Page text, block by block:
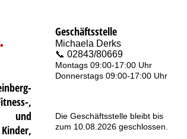
,
Geschäftsstelle
Michaela Derks
📞 02843/80669
Montags 09:00-17:00 Uhr
Donnerstags 09:00-17:00 Uhr
Die Geschäftsstelle bleibt bis
zum 10.08.2026 geschlossen.